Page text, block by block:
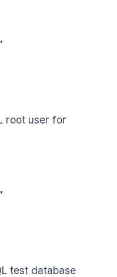
root user for
test database